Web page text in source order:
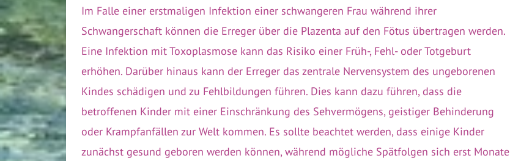
Im Falle einer erstmaligen Infektion einer schwangeren Frau während ihrer
Schwangerschaft können die Erreger über die Plazenta auf den Fötus übertragen werden.
Eine Infektion mit Toxoplasmose kann das Risiko einer Früh-, Fehl- oder Totgeburt
erhöhen. Darüber hinaus kann der Erreger das zentrale Nervensystem des ungeborenen
Kindes schädigen und zu Fehlbildungen führen. Dies kann dazu führen, dass die
betroffenen Kinder mit einer Einschränkung des Sehvermögens, geistiger Behinderung
oder Krampfanfällen zur Welt kommen. Es sollte beachtet werden, dass einige Kinder
zunächst gesund geboren werden können, während mögliche Spätfolgen sich erst Monate